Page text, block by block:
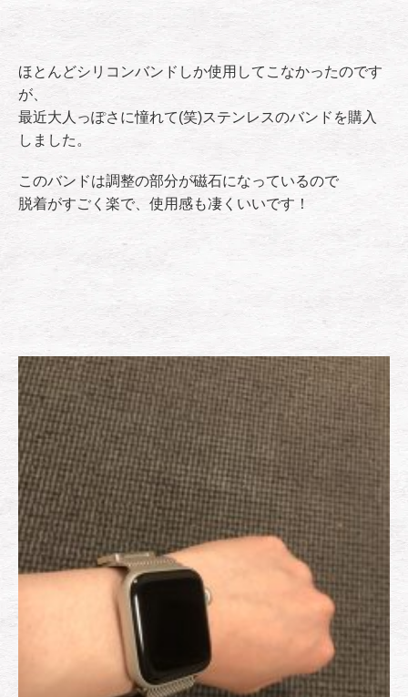
ほとんどシリコンバンドしか使用してこなかったのです
が、
最近大人っぽさに憧れて(笑)ステンレスのバンドを購入
しました。
このバンドは調整の部分が磁石になっているので
脱着がすごく楽で、使用感も凄くいいです！